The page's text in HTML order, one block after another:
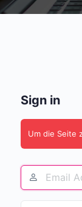
Sign in
Um die Seite